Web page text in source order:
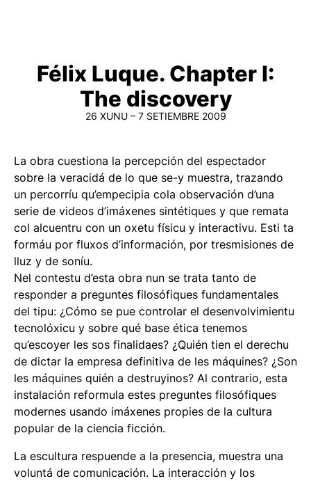
Félix Luque. Chapter I:
The discovery
26 XUNU – 7 SETIEMBRE 2009
La obra cuestiona la percepción del espectador
sobre la veracidá de lo que se-y muestra, trazando
un percorríu qu’empecipia cola observación d’una
serie de videos d’imáxenes sintétiques y que remata
col alcuentru con un oxetu físicu y interactivu. Esti ta
formáu por fluxos d’información, por tresmisiones de
lluz y de soníu.
Nel contestu d’esta obra nun se trata tanto de
responder a preguntes filosófiques fundamentales
del tipu: ¿Cómo se pue controlar el desenvolvimientu
tecnolóxicu y sobre qué base ética tenemos
qu’escoyer les sos finalidaes? ¿Quién tien el derechu
de dictar la empresa definitiva de les máquines? ¿Son
les máquines quién a destruyinos? Al contrario, esta
instalación reformula estes preguntes filosófiques
modernes usando imáxenes propies de la cultura
popular de la ciencia ficción.
La escultura respuende a la presencia, muestra una
voluntá de comunicación. La interacción y los